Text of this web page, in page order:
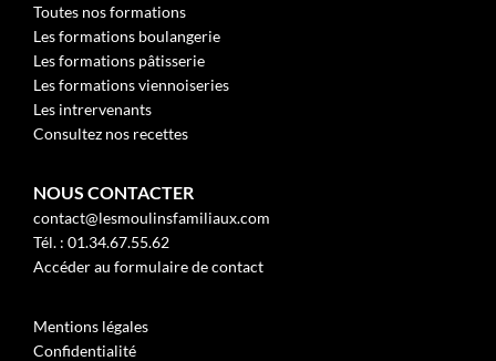
Rechercher:
Toutes nos formations
Les formations boulangerie
Les formations pâtisserie
Les formations viennoiseries
Les intrervenants
Consultez nos recettes
NOUS CONTACTER
contact@lesmoulinsfamiliaux.com
Tél. : 01.34.67.55.62
Accéder au formulaire de contact
Mentions légales
Confidentialité